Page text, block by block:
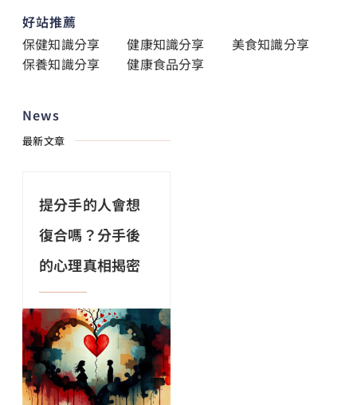
好站推薦
保健知識分享
健康知識分享
美食知識分享
保養知識分享
健康食品分享
News
最新文章
提分手的人會想
復合嗎？分手後
的心理真相揭密